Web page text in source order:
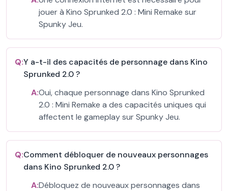
jouer à Kino Sprunked 2.0 : Mini Remake sur
Spunky Jeu.
Q:Y a-t-il des capacités de personnage dans Kino
Sprunked 2.0 ?
A:Oui, chaque personnage dans Kino Sprunked
2.0 : Mini Remake a des capacités uniques qui
affectent le gameplay sur Spunky Jeu.
Q:Comment débloquer de nouveaux personnages
dans Kino Sprunked 2.0 ?
A:Débloquez de nouveaux personnages dans